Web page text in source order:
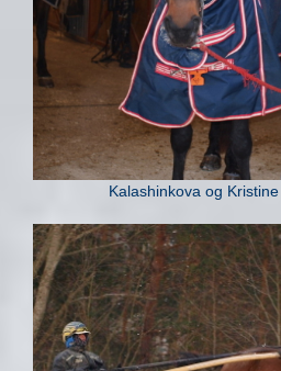
Kalashinkova og